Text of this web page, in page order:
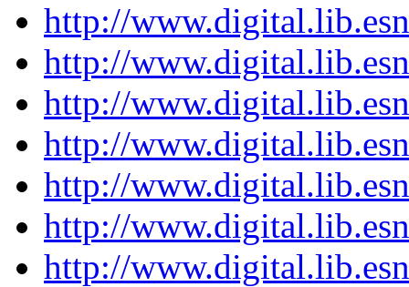
http://
http://
http://
http://
http://
http://
http://